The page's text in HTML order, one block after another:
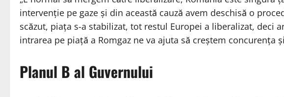
intervenție pe gaze și din această cauză avem deschisă o
scăzut, piața s-a stabilizat, tot restul Europei a liberalizat, deci
intrarea pe piață a Romgaz ne va ajuta să creștem concurența
Planul B al Guvernului